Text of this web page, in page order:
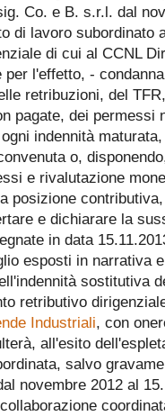
Co. e B. s.r.l. dal
di lavoro subordinato
di cui al CCNL
l'effetto, -
retribuzioni, del
pagate, dei permessi
indennità
o,
e rivalutazione
posizione
e dichiarare la
in data
esposti in narrativa
sostitutiva
retributivo
Industriali, con
all'esito
salvo
novembre 2012 al